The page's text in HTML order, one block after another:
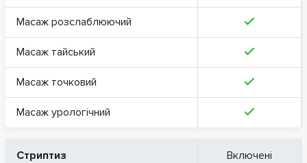
Масаж розслаблюючий
Масаж тайський
Масаж точковий
Масаж урологічний
Стриптиз Включені